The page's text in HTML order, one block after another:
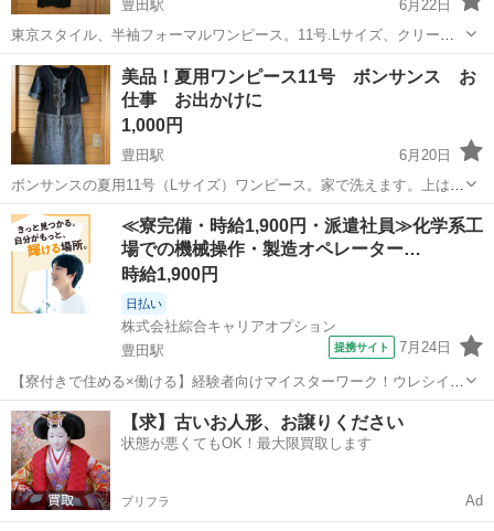
豊田駅
6月22日
東京スタイル、半袖フォーマルワンピース。11号.Lサイズ、クリーニ
ング済み。シンプルなデザインです。夏の喪服にもなります。豊田
駅〜立川駅での受渡し希望。
東京 日野市 豊田駅 ワンピース フォーマルワンピース
美品！夏用ワンピース11号 ボンサンス お
仕事 お出かけに
1,000円
豊田駅
6月20日
ボンサンスの夏用11号（Lサイズ）ワンピース。家で洗えます。上は
綿、スカートはツイードで裏地つき。着心地よく、お仕事やお出かけ
に最適。転職し着なくなったので出します。豊田駅、中央線沿線にて
受け渡し希望。
東京 日野市 豊田駅 ワンピース ツイード
≪寮完備・時給1,900円・派遣社員≫化学系工
場での機械操作・製造オペレーター…
時給1,900円
日払い
株式会社綜合キャリアオプション
豊田駅
提携サイト 7月24日
【寮付きで住める×働ける】経験者向けマイスターワーク！ウレシイ☆
土日祝休♪ 品質管理 【業務内容詳細】 発電、産業用発変電プラントに
おける電気制御機器保護、装置の社内、現地調整試験産業、交通全般
の受変電設備電鉄プラントに...
東京 日野市 豊田駅 その他
【求】古いお人形、お譲りください
状態が悪くてもOK！最大限買取します
プリフラ Ad